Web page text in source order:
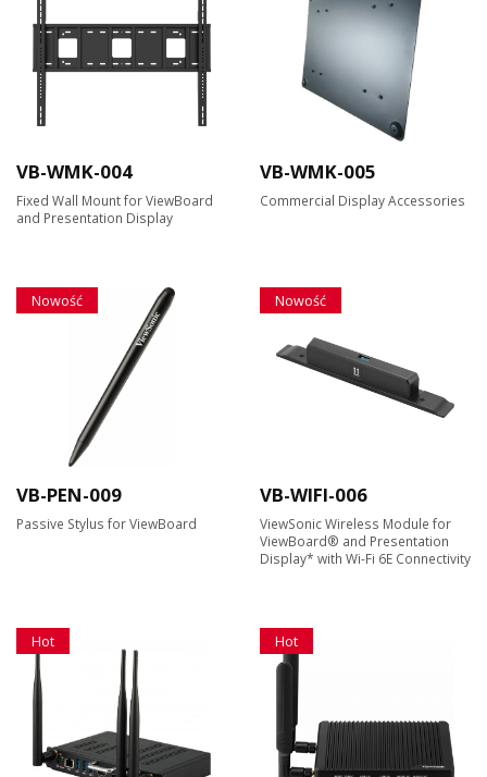
VB-WMK-004
Fixed Wall Mount for ViewBoard
and Presentation Display
VB-WMK-005
Commercial Display Accessories
Nowość
VB-PEN-009
Passive Stylus for ViewBoard
Nowość
VB-WIFI-006
ViewSonic Wireless Module for
ViewBoard® and Presentation
Display* with Wi-Fi 6E Connectivity
Hot Hot